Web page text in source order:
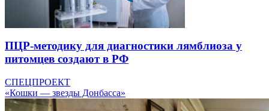
ПЦР-методику для диагностики лямблиоза у
питомцев создают в РФ
СПЕЦПРОЕКТ
«Кошки — звезды Донбасса»